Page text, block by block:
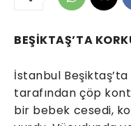
BEŞİKTAŞ’TA
İstanbul
tarafından çöp
bir bebek cesedi,